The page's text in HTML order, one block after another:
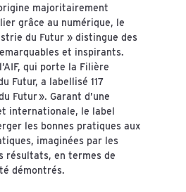
majoritairement
grâce au numérique, le
du Futur » distingue des
et inspirants.
qui porte la Filière
Futur, a labellisé 117
Futur ». Garant d’une
internationale, le label
les bonnes pratiques aux
imaginées par les
résultats, en termes de
démontrés.